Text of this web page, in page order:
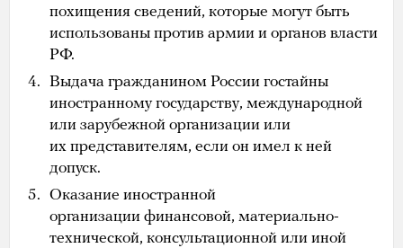
похищения сведений, которые могут быть
использованы против армии и органов власти
РФ.
Выдача гражданином России гостайны
иностранному государству, международной
или зарубежной организации или
их представителям, если он имел к ней
допуск.
Оказание иностранной
организации финансовой, материально-
технической, консультационной или иной